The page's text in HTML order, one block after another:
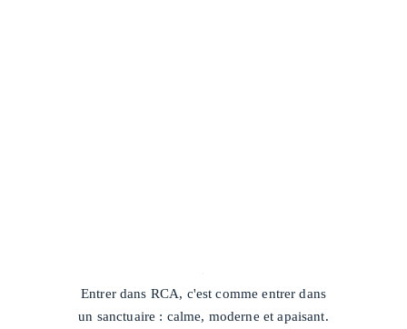
Entrer dans RCA, c'est comme entrer dans
un sanctuaire : calme, moderne et apaisant.